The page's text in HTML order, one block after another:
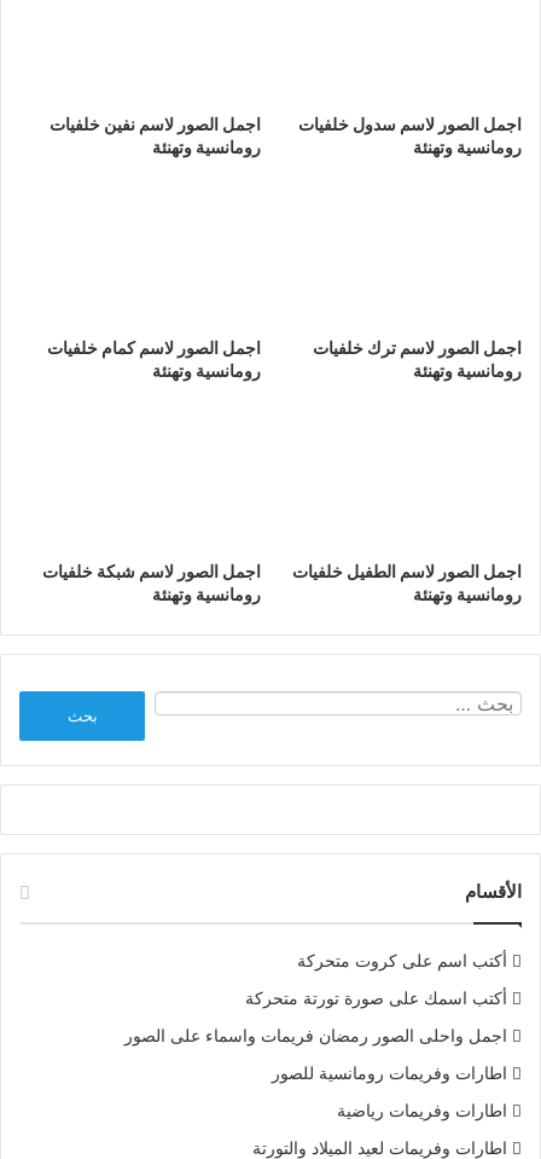
اجمل الصور لاسم سدول خلفيات
رومانسية وتهنئة
اجمل الصور لاسم نفين خلفيات
رومانسية وتهنئة
اجمل الصور لاسم ترك خلفيات
رومانسية وتهنئة
اجمل الصور لاسم كمام خلفيات
رومانسية وتهنئة
اجمل الصور لاسم الطفيل خلفيات
رومانسية وتهنئة
اجمل الصور لاسم شبكة خلفيات
رومانسية وتهنئة
الأقسام
أكتب اسم على كروت متحركة
أكتب اسمك على صورة تورتة متحركة
اجمل واحلى الصور رمضان فريمات واسماء على الصور
اطارات وفريمات رومانسية للصور
اطارات وفريمات رياضية
اطارات وفريمات لعيد الميلاد والتورتة